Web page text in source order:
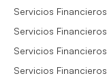
Servicios
Servicios
Servicios
Servicios